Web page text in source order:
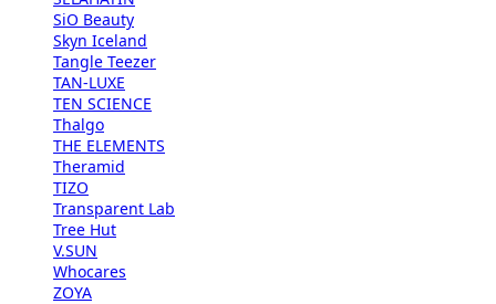
SiO Beauty
Skyn Iceland
Tangle Teezer
TAN-LUXE
TEN SCIENCE
Thalgo
THE ELEMENTS
Theramid
TIZO
Transparent Lab
Tree Hut
V.SUN
Whocares
ZOYA